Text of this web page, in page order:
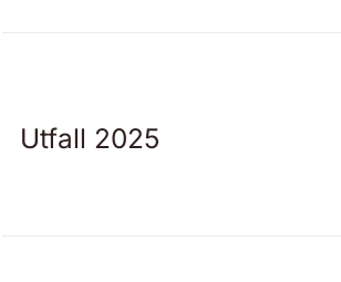
Utfall 2025